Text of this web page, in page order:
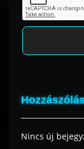
Nincs új